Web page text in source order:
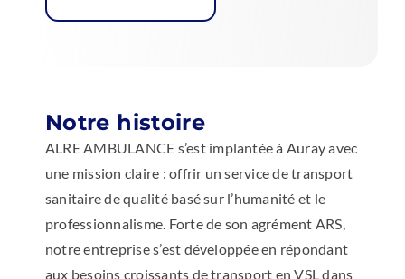
Notre histoire
ALRE AMBULANCE s’est implantée à Auray avec
une mission claire : offrir un service de transport
sanitaire de qualité basé sur l’humanité et le
professionnalisme. Forte de son agrément ARS,
notre entreprise s’est développée en répondant
aux besoins croissants de transport en VSL dans